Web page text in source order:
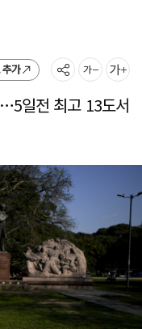
가
일전 최고 13도서